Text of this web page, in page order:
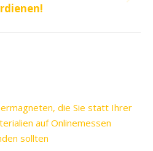
Beitrag:
die Sie statt Ihrer
auf Onlinemessen
sollten